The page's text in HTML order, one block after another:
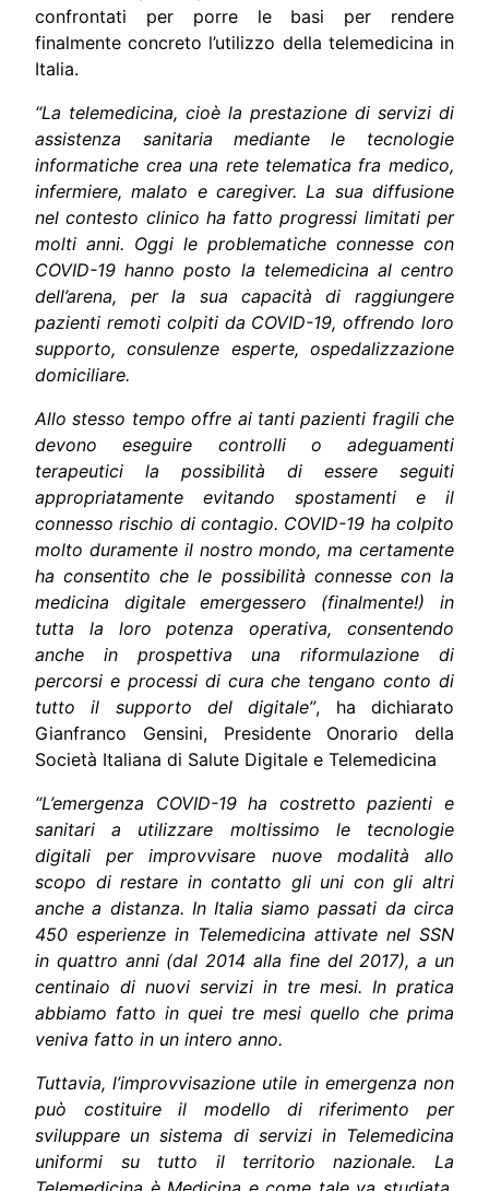
confrontati per porre le basi per rendere
finalmente concreto l’utilizzo della telemedicina in
Italia.
“La telemedicina, cioè la prestazione di servizi di
assistenza sanitaria mediante le tecnologie
informatiche crea una rete telematica fra medico,
infermiere, malato e caregiver. La sua diffusione
nel contesto clinico ha fatto progressi limitati per
molti anni. Oggi le problematiche connesse con
COVID-19 hanno posto la telemedicina al centro
dell’arena, per la sua capacità di raggiungere
pazienti remoti colpiti da COVID-19, offrendo loro
supporto, consulenze esperte, ospedalizzazione
domiciliare.
Allo stesso tempo offre ai tanti pazienti fragili che
devono eseguire controlli o adeguamenti
terapeutici la possibilità di essere seguiti
appropriatamente evitando spostamenti e il
connesso rischio di contagio. COVID-19 ha colpito
molto duramente il nostro mondo, ma certamente
ha consentito che le possibilità connesse con la
medicina digitale emergessero (finalmente!) in
tutta la loro potenza operativa, consentendo
anche in prospettiva una riformulazione di
percorsi e processi di cura che tengano conto di
tutto il supporto del digitale”, ha dichiarato
Gianfranco Gensini, Presidente Onorario della
Società Italiana di Salute Digitale e Telemedicina
“L’emergenza COVID-19 ha costretto pazienti e
sanitari a utilizzare moltissimo le tecnologie
digitali per improvvisare nuove modalità allo
scopo di restare in contatto gli uni con gli altri
anche a distanza. In Italia siamo passati da circa
450 esperienze in Telemedicina attivate nel SSN
in quattro anni (dal 2014 alla fine del 2017), a un
centinaio di nuovi servizi in tre mesi. In pratica
abbiamo fatto in quei tre mesi quello che prima
veniva fatto in un intero anno.
Tuttavia, l’improvvisazione utile in emergenza non
può costituire il modello di riferimento per
sviluppare un sistema di servizi in Telemedicina
uniformi su tutto il territorio nazionale. La